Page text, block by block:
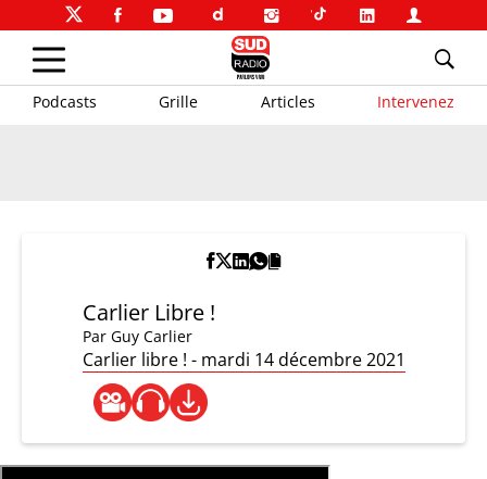
Podcasts Grille Articles Intervenez
Carlier Libre !
Par Guy Carlier
Carlier libre ! - mardi 14 décembre 2021